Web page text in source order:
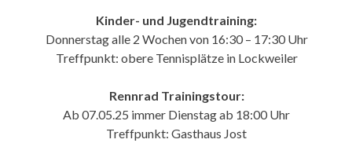
Kinder- und Jugendtraining:
Donnerstag alle 2 Wochen von 16:30 – 17:30 Uhr
Treffpunkt: obere Tennisplätze in Lockweiler
Rennrad Trainingstour:
Ab 07.05.25 immer Dienstag ab 18:00 Uhr
Treffpunkt: Gasthaus Jost